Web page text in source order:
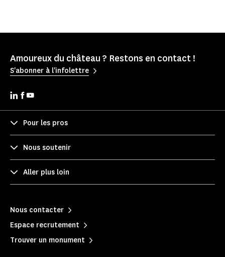
Amoureux du château ? Restons en contact !
S'abonner à l'infolettre
Pour les pros
Nous soutenir
Aller plus loin
Nous contacter
Espace recrutement
Trouver un monument